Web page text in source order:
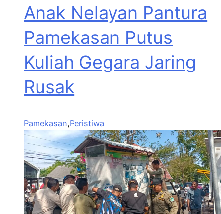
Anak Nelayan Pantura
Pamekasan Putus
Kuliah Gegara Jaring
Rusak
Pamekasan,Peristiwa